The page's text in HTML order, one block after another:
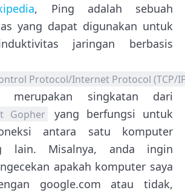
, Ping adalah sebuah
yang dapat digunakan untuk
jaringan berbasis
Protocol/Internet Protocol (TCP/
merupakan singkatan dari
Gopher
yang berfungsi untuk
antara satu komputer
lain. Misalnya, anda ingin
apakah komputer saya
google.com atau tidak,